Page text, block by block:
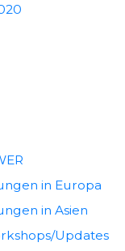
in Europa
in Asien
Updates